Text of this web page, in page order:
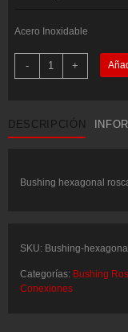
Acero Inoxidable
-
Bushing
hexagonal
roscado,
150#,
NPT
+
DESCRIPCIÓN
Bushing hexagonal
SKU: Bushing-
Categorías: Bushing
Conexiones